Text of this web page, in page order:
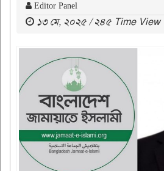
Editor Panel
১৩ মে, ২০২৫ / ২৪৫ Time View